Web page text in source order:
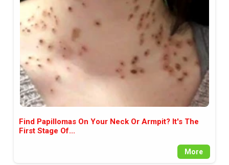
аудитория, затова държим на
прозрачност и коректност от
наша страна. Поднасяме ви
новините такива, каквито са. В
пълния си потенциал.
Find Papillomas On Your Neck Or Armpit? It's The
First Stage Of...
More